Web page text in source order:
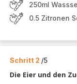
250ml
0.5 Zitronen
Schritt 2 /5
Die Eier und den